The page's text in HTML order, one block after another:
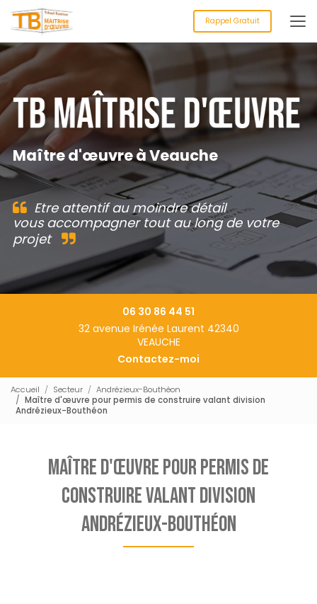
au
contenu
principal
Rappel Gratuit
Maître d'œuvre à Veauche
Etre attentif au moindre détail
vous accompagner tout au long de votre
projet
06 30 86 44 51
32 avenue Irénée Laurent 42340
VEAUCHE
Contactez-moi
Accueil Secteur
Andrézieux-Bouthéon
Maître d'œuvre pour permis de construire valant division
Andrézieux-Bouthéon
Maître d'œuvre pour permis de
construire valant division
Andrézieux-Bouthéon